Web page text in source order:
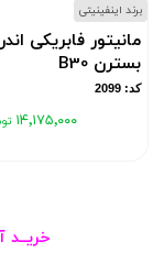
برند اینفینیتی
مانیتور فابریکی
بسترن B30
کد: 2099
۱۴٬۱۷۵٬۰۰۰
خریــد